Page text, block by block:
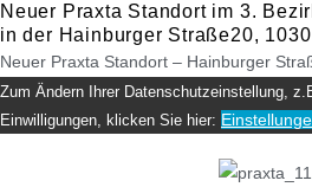
Neuer Praxta Standort im 3.
in der Hainburger Straße20,
Neuer Praxta Standort – Hainburger
Zum Ändern Ihrer Datenschutzeinstellung,
Einwilligungen, klicken Sie hier: